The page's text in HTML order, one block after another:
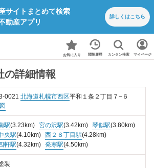
サイトまとめて検索
動産アプリ
詳しくはこちら
お気に入り 閲覧履歴 カンタン検索 マイページ
の詳細情報
0021 北海道札幌市西区平和１条２丁目７−６
駅(3.23km) 宮の沢駅(3.42km) 琴似駅(3.80km)
央駅(4.10km) 西２８丁目駅(4.28km)
軒駅(4.32km) 発寒駅(4.50km)
装